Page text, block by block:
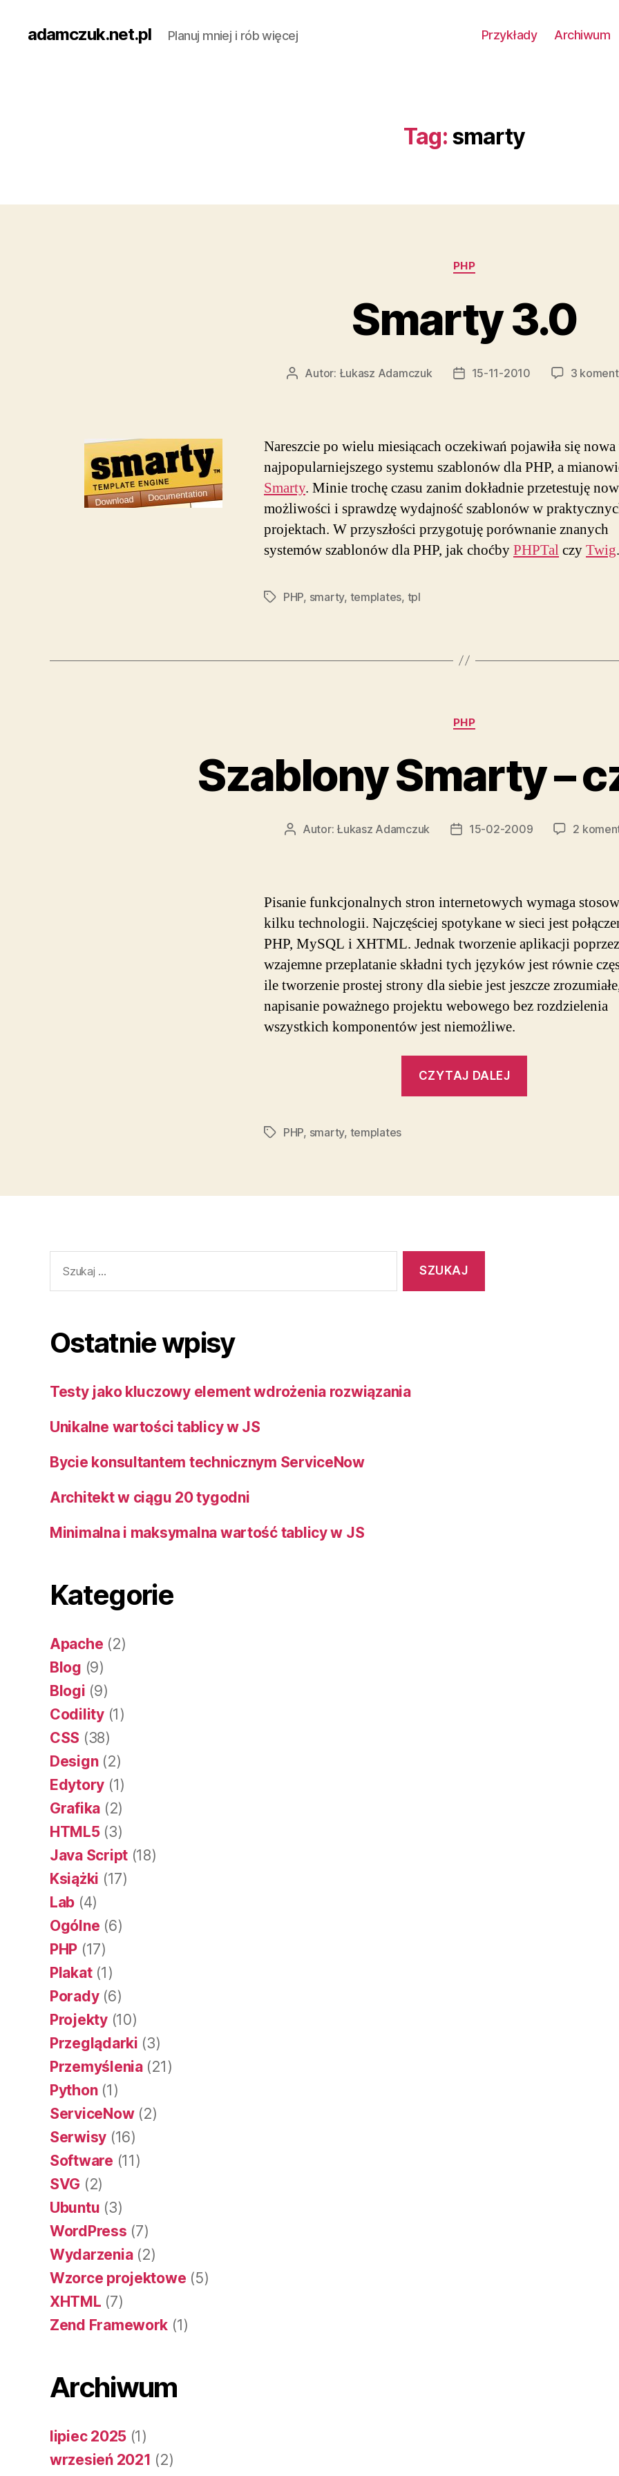
adamczuk.net.pl Planuj mniej i rób więcej Przykłady Archiwum
Tag: smarty
Kategorie
PHP
Smarty 3.0
AutorAutor: Łukasz Adamczuk
Data15-11-2010 3
Nareszcie po wielu miesiącach oczekiwań pojawiła się
najpopularniejszego systemu szablonów dla PHP, a
Smarty. Minie trochę czasu zanim dokładnie przetestuję
możliwości i sprawdzę wydajność szablonów w
projektach. W przyszłości przygotuję porównanie znanych
systemów szablonów dla PHP, jak choćbyPHPTalczyTwig.
TagiPHP, smarty, templates, tpl
Kategorie
PHP
Szablony Smarty –
AutorAutor: Łukasz Adamczuk
Data15-02-2009 2
Pisanie funkcjonalnych stron internetowych wymaga
kilku technologii. Najczęściej spotykane w sieci jest
PHP, MySQL i XHTML. Jednak tworzenie aplikacji poprzez
wzajemne przeplatanie składni tych języków jest równie
ile tworzenie prostej strony dla siebie jest jeszcze
napisanie poważnego projektu webowego bez rozdzielenia
wszystkich komponentów jest niemożliwe.
CZYTAJ DALEJ
TagiPHP, smarty, templates
Ostatnie wpisy
Testy jako kluczowy element wdrożenia rozwiązania
Unikalne wartości tablicy w JS
Bycie konsultantem technicznym ServiceNow
Architekt w ciągu 20 tygodni
Minimalna i maksymalna wartość tablicy w JS
Kategorie
Apache (2)
Blog (9)
Blogi (9)
Codility(1)
CSS (38)
Design(2)
Edytory (1)
Grafika (2)
HTML5(3)
Java Script (18)
Książki (17)
Lab (4)
Ogólne (6)
PHP (17)
Plakat(1)
Porady(6)
Projekty(10)
Przeglądarki (3)
Przemyślenia(21)
Python(1)
ServiceNow(2)
Serwisy (16)
Software (11)
SVG (2)
Ubuntu (3)
WordPress (7)
Wydarzenia(2)
Wzorce projektowe (5)
XHTML (7)
Zend Framework (1)
Archiwum
lipiec 2025 (1)
wrzesień 2021 (2)